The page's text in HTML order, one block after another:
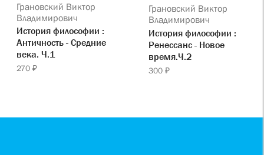
Грановский Виктор
Владимирович
История философии :
Античность - Средние
века. Ч.1
270 ₽
Грановский Виктор
Владимирович
История философии :
Ренессанс - Новое
время.Ч.2
300 ₽